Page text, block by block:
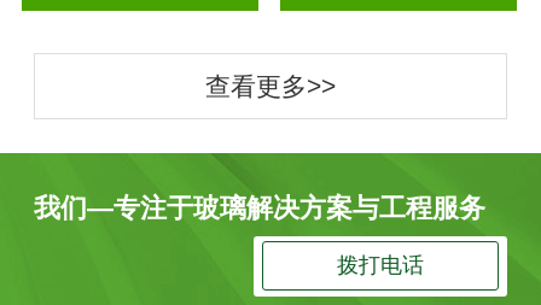
查看更多>>
我们—专注于玻璃解决方案与工程服务
拨打电话